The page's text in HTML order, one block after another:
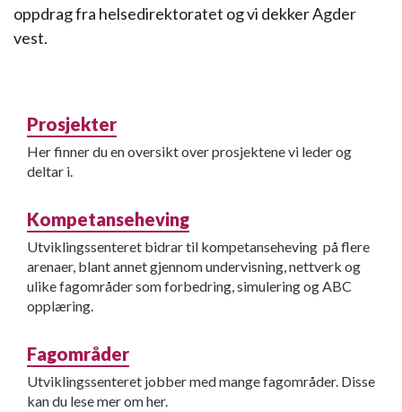
oppdrag fra helsedirektoratet og vi dekker Agder
vest.
Prosjekter
Her finner du en oversikt over prosjektene vi leder og
deltar i.
Kompetanseheving
Utviklingssenteret bidrar til kompetanseheving på flere
arenaer, blant annet gjennom undervisning, nettverk og
ulike fagområder som forbedring, simulering og ABC
opplæring.
Fagområder
Utviklingssenteret jobber med mange fagområder. Disse
kan du lese mer om her.